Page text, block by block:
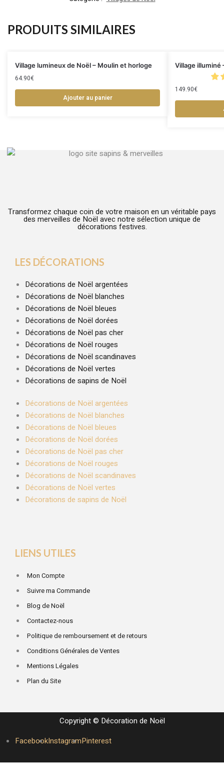
PRODUITS SIMILAIRES
Village lumineux de Noël – Moulin et horloge
64.90€
Ajouter au panier
Village illuminé
149.90€
Transformez chaque coin de votre maison en un véritable pays
des merveilles de Noël avec notre sélection unique de
décorations festives.
LES DÉCORATIONS
Décorations de Noël argentées
Décorations de Noël blanches
Décorations de Noël bleues
Décorations de Noël dorées
Décorations de Noël pas cher
Décorations de Noël rouges
Décorations de Noël scandinaves
Décorations de Noël vertes
Décorations de sapins de Noël
Décorations de Noël argentées
Décorations de Noël blanches
Décorations de Noël bleues
Décorations de Noël dorées
Décorations de Noël pas cher
Décorations de Noël rouges
Décorations de Noël scandinaves
Décorations de Noël vertes
Décorations de sapins de Noël
LIENS UTILES
Mon Compte
Suivre ma Commande
Blog de Noël
Contactez-nous
Politique de remboursement et de retours
Conditions Générales de Ventes
Mentions Légales
Plan du Site
Copyright © Décoration de Noël
FacebookInstagramPinterest